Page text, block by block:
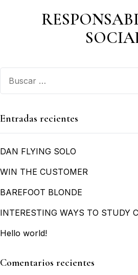
Entradas recientes
DAN FLYING SOLO
WIN THE CUSTOMER
BAREFOOT BLONDE
INTERESTING WAYS TO STUDY
Hello world!
Comentarios recientes